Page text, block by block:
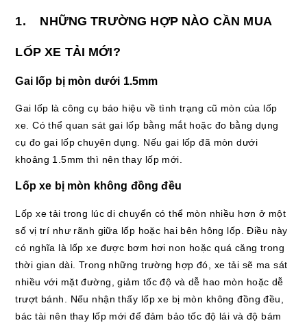
1. NHỮNG TRƯỜNG HỢP NÀO CẦN MUA
LỐP XE TẢI MỚI?
Gai lốp bị mòn dưới 1.5mm
Gai lốp là công cụ báo hiệu về tình trạng cũ mòn của lốp
xe. Có thể quan sát gai lốp bằng mắt hoặc đo bằng dụng
cụ đo gai lốp chuyên dụng. Nếu gai lốp đã mòn dưới
khoảng 1.5mm thì nên thay lốp mới.
Lốp xe bị mòn không đồng đều
Lốp xe tải trong lúc di chuyển có thể mòn nhiều hơn ở một
số vị trí như rãnh giữa lốp hoặc hai bên hông lốp. Điều này
có nghĩa là lốp xe được bơm hơi non hoặc quá căng trong
thời gian dài. Trong những trường hợp đó, xe tải sẽ ma sát
nhiều với mặt đường, giảm tốc độ và dễ hao mòn hoặc dễ
trượt bánh. Nếu nhận thấy lốp xe bị mòn không đồng đều,
bác tài nên thay lốp mới để đảm bảo tốc độ lái và độ bám